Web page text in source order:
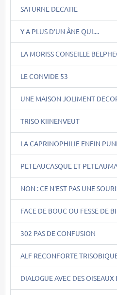
SATURNE DECATIE
Y A PLUS D'UN ÂNE QUI....
LA MORISS CONSEILLE
LE CONVIDE 53
UNE MAISON JOLIMENT
TRISO KIINENVEUT
LA CAPRINOPHILIE ENFIN
PETEAUCASQUE ET
NON : CE N'EST PAS UNE
FACE DE BOUC OU FESSE DE
302 PAS DE CONFUSION
ALF RECONFORTE
DIALOGUE AVEC DES OISEAUX